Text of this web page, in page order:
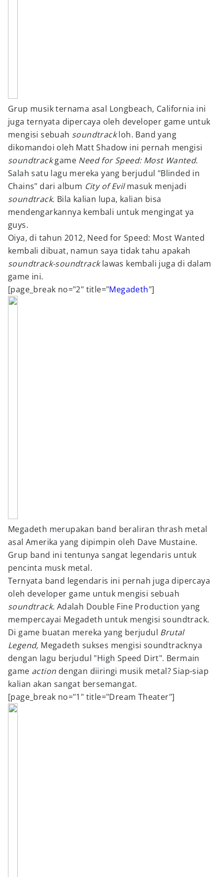
Grup musik ternama asal Longbeach, California ini
juga ternyata dipercaya oleh developer game untuk
mengisi sebuah soundtrackloh. Band yang
dikomandoi oleh Matt Shadow ini pernah mengisi
soundtrackgame Need for Speed: Most Wanted.
Salah satu lagu mereka yang berjudul "Blinded in
Chains" dari album City of Evilmasuk menjadi
soundtrack. Bila kalian lupa, kalian bisa
mendengarkannya kembali untuk mengingat ya
guys.
Oiya, di tahun 2012, Need for Speed: Most Wanted
kembali dibuat, namun saya tidak tahu apakah
soundtrack-soundtracklawas kembali juga di dalam
game ini.
[page_break no="2" title="Megadeth"]
Megadeth merupakan band beraliran thrash metal
asal Amerika yang dipimpin oleh Dave Mustaine.
Grup band ini tentunya sangat legendaris untuk
pencinta musk metal.
Ternyata band legendaris ini pernah juga dipercaya
oleh developer game untuk mengisi sebuah
soundtrack. Adalah Double Fine Production yang
mempercayai Megadeth untuk mengisi soundtrack.
Di game buatan mereka yang berjudul Brutal
Legend, Megadeth sukses mengisi soundtracknya
dengan lagu berjudul "High Speed Dirt". Bermain
game action dengan diiringi musik metal? Siap-siap
kalian akan sangat bersemangat.
[page_break no="1" title="Dream Theater"]